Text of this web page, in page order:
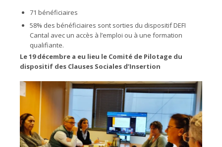
71 bénéficiaires
58% des bénéficiaires sont sorties du dispositif DEFI
Cantal avec un accès à l’emploi ou à une formation
qualifiante.
Le 19 décembre a eu lieu le Comité de Pilotage du
dispositif des Clauses Sociales d’Insertion